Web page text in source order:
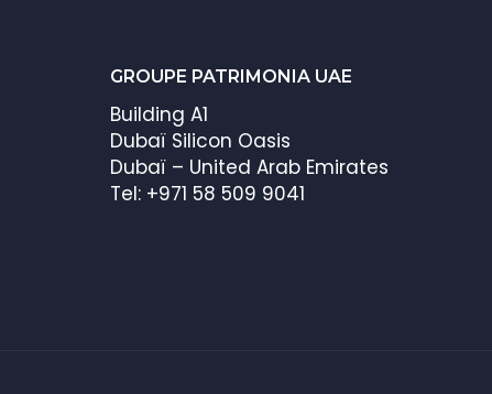
GROUPE PATRIMONIA UAE
Building A1
Dubaï Silicon Oasis
Dubaï – United Arab Emirates
Tel: +971 58 509 9041